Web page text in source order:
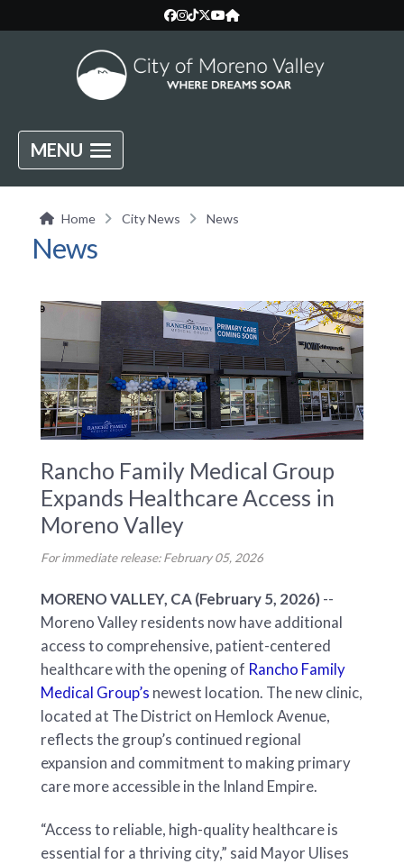
MENU
Home City News News
News
Rancho Family Medical Group
Expands Healthcare Access in
Moreno Valley
For immediate release: February 05, 2026
MORENO VALLEY, CA (February 5, 2026) --
Moreno Valley residents now have additional
access to comprehensive, patient-centered
healthcare with the opening of Rancho Family
Medical Group’s newest location. The new clinic,
located at The District on Hemlock Avenue,
reflects the group’s continued regional
expansion and commitment to making primary
care more accessible in the Inland Empire.
“Access to reliable, high-quality healthcare is
essential for a thriving city,” said Mayor Ulises